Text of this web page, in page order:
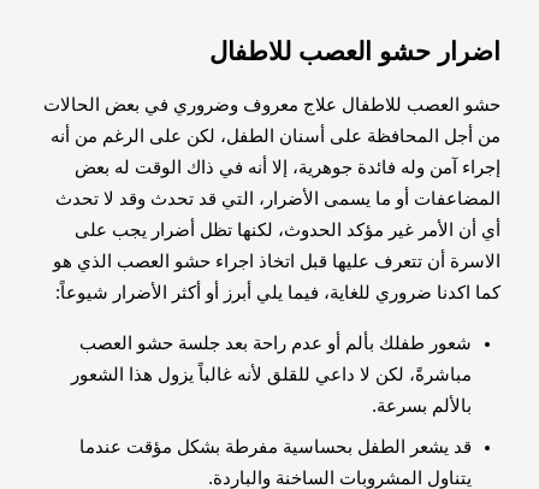
اضرار حشو العصب للاطفال
حشو العصب للاطفال علاج معروف وضروري في بعض الحالات
من أجل المحافظة على أسنان الطفل، لكن على الرغم من أنه
إجراء آمن وله فائدة جوهرية، إلا أنه في ذاك الوقت له بعض
المضاعفات أو ما يسمى الأضرار، التي قد تحدث وقد لا تحدث
أي أن الأمر غير مؤكد الحدوث، لكنها تظل أضرار يجب على
الاسرة أن تتعرف عليها قبل اتخاذ اجراء حشو العصب الذي هو
كما اكدنا ضروري للغاية، فيما يلي أبرز أو أكثر الأضرار شيوعاً:
شعور طفلك بألم أو عدم راحة بعد جلسة حشو العصب
مباشرةً، لكن لا داعي للقلق لأنه غالباً يزول هذا الشعور
بالألم بسرعة.
قد يشعر الطفل بحساسية مفرطة بشكل مؤقت عندما
يتناول المشروبات الساخنة والباردة.